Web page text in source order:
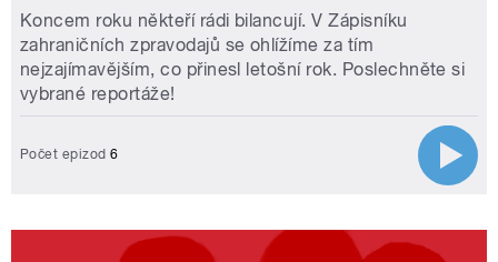
Koncem roku někteří rádi bilancují. V Zápisníku
zahraničních zpravodajů se ohlížíme za tím
nejzajímavějším, co přinesl letošní rok. Poslechněte si
vybrané reportáže!
Počet epizod 6